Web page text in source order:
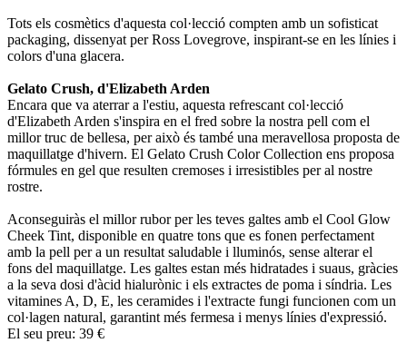
Tots els cosmètics d'aquesta col·lecció compten amb un sofisticat
packaging, dissenyat per Ross Lovegrove, inspirant-se en les línies i
colors d'una glacera.
Gelato Crush, d'Elizabeth Arden
Encara que va aterrar a l'estiu, aquesta refrescant col·lecció
d'Elizabeth Arden s'inspira en el fred sobre la nostra pell com el
millor truc de bellesa, per això és també una meravellosa proposta de
maquillatge d'hivern. El Gelato Crush Color Collection ens proposa
fórmules en gel que resulten cremoses i irresistibles per al nostre
rostre.
Aconseguiràs el millor rubor per les teves galtes amb el Cool Glow
Cheek Tint, disponible en quatre tons que es fonen perfectament
amb la pell per a un resultat saludable i lluminós, sense alterar el
fons del maquillatge. Les galtes estan més hidratades i suaus, gràcies
a la seva dosi d'àcid hialurònic i els extractes de poma i síndria. Les
vitamines A, D, E, les ceramides i l'extracte fungi funcionen com un
col·lagen natural, garantint més fermesa i menys línies d'expressió.
El seu preu: 39 €